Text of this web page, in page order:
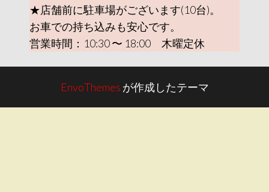
★店舗前に駐車場がございます(10台)。
お車での持ち込みも安心です。
営業時間：10:30 〜 18:00 木曜定休
EnvoThemes が作成したテーマ